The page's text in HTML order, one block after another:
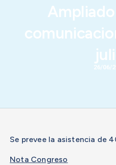
26/06/
Se prevee la asistencia de
Nota Congreso